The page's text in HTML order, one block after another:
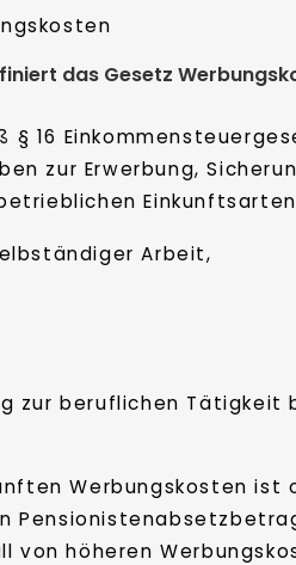
das Gesetz
§ 16
zur Erwerbung,
Arbeit,
zur beruflichen
Werbungskosten
von höheren